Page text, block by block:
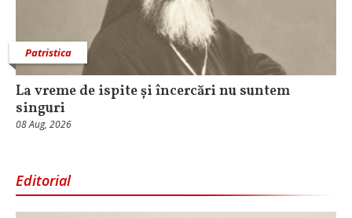
Patristica
La vreme de ispite și încercări nu suntem
singuri
08 Aug, 2026
Editorial